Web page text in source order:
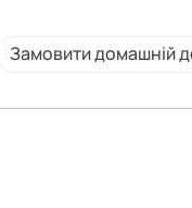
Замовити домашній